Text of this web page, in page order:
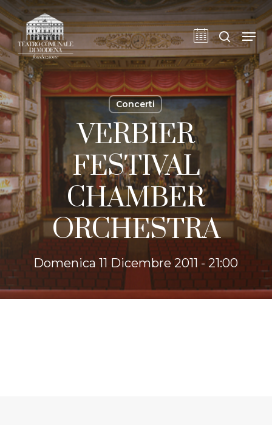
Skip
to
main
content
cerca
Concerti
VERBIER
FESTIVAL
CHAMBER
ORCHESTRA
Domenica 11 Dicembre 2011 - 21:00